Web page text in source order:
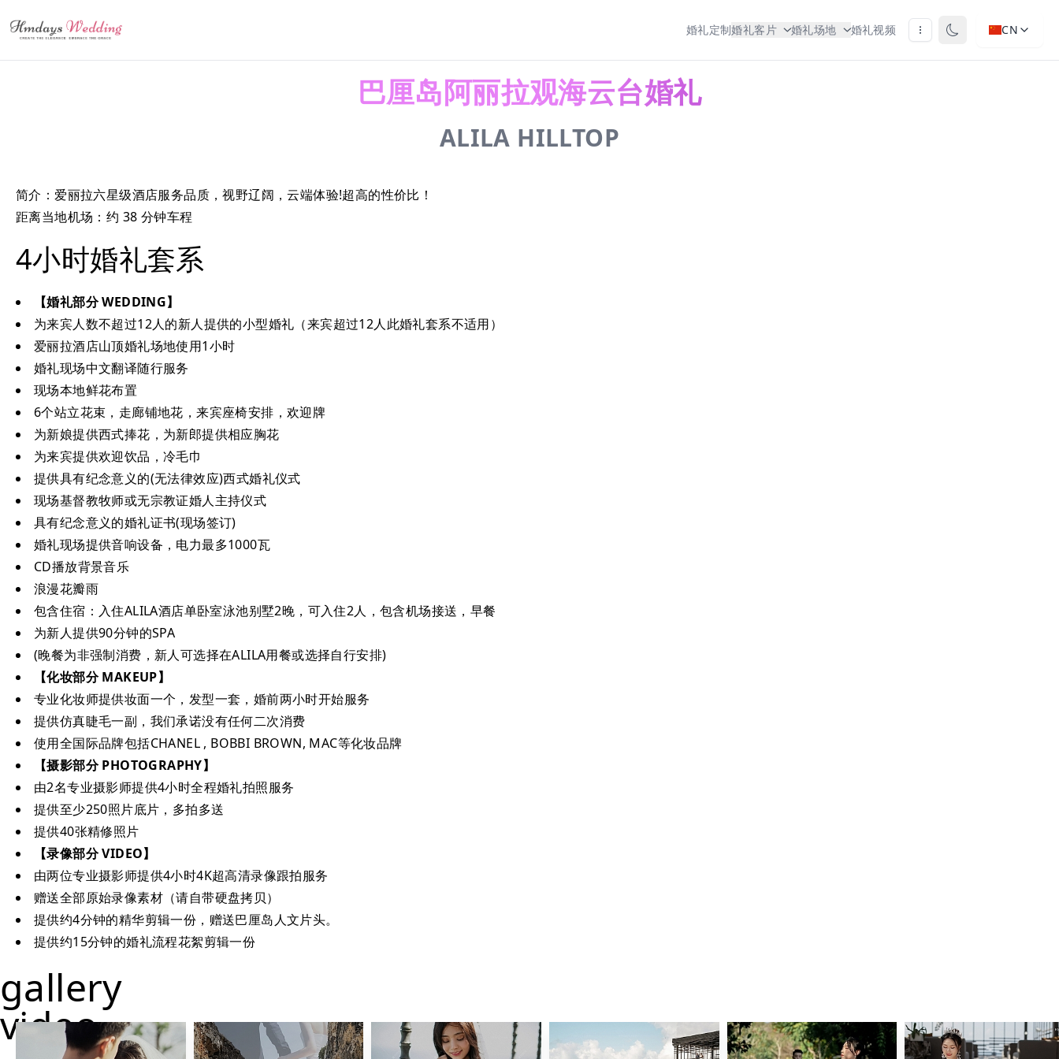
CN
婚礼定制婚礼客片 婚礼场地 婚礼视频
巴厘岛阿丽拉观海云台婚礼
ALILA HILLTOP
简介：爱丽拉六星级酒店服务品质，视野辽阔，云端体验!超高的性价比！
距离当地机场：约 38 分钟车程
4小时婚礼套系
【婚礼部分 WEDDING】
为来宾人数不超过12人的新人提供的小型婚礼（来宾超过12人此婚礼套系不适用）
爱丽拉酒店山顶婚礼场地使用1小时
婚礼现场中文翻译随行服务
现场本地鲜花布置
6个站立花束，走廊铺地花，来宾座椅安排，欢迎牌
为新娘提供西式捧花，为新郎提供相应胸花
为来宾提供欢迎饮品，冷毛巾
提供具有纪念意义的(无法律效应)西式婚礼仪式
现场基督教牧师或无宗教证婚人主持仪式
具有纪念意义的婚礼证书(现场签订)
婚礼现场提供音响设备，电力最多1000瓦
CD播放背景音乐
浪漫花瓣雨
包含住宿：入住ALILA酒店单卧室泳池别墅2晚，可入住2人，包含机场接送，早餐
为新人提供90分钟的SPA
(晚餐为非强制消费，新人可选择在ALILA用餐或选择自行安排)
【化妆部分 MAKEUP】
专业化妆师提供妆面一个，发型一套，婚前两小时开始服务
提供仿真睫毛一副，我们承诺没有任何二次消费
使用全国际品牌包括CHANEL , BOBBI BROWN, MAC等化妆品牌
【摄影部分 PHOTOGRAPHY】
由2名专业摄影师提供4小时全程婚礼拍照服务
提供至少250照片底片，多拍多送
提供40张精修照片
【录像部分 VIDEO】
由两位专业摄影师提供4小时4K超高清录像跟拍服务
赠送全部原始录像素材（请自带硬盘拷贝）
提供约4分钟的精华剪辑一份，赠送巴厘岛人文片头。
提供约15分钟的婚礼流程花絮剪辑一份
gallery
video